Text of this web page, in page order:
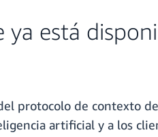
ya está
protocolo de contexto
artificial y a los